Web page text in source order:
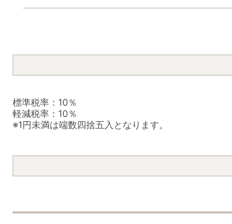
標準税率：10％
軽減税率：10％
※1円未満は端数四捨五入となります。